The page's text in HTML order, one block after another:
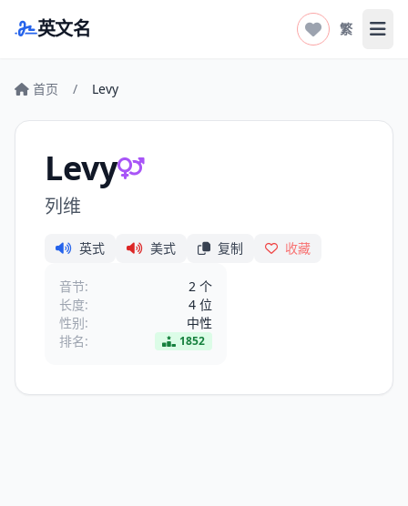
英文名 繁 打
首页 / Levy
Levy
列维
英式 美式 复制 收藏
音节:
2 个
长度:
4 位
性别:
中性
排名:
1852